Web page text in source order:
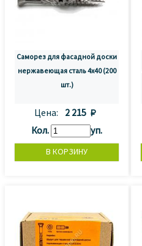
Саморез для фасадной доски
нержавеющая сталь 4x40 (200
шт.)
Цена:
2 215 
Кол.
уп.